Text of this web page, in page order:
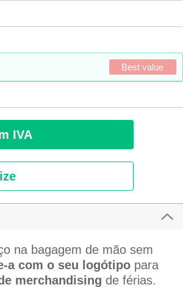
Best value
IVA
na bagagem de mão sem
a com o seu logótipopara
merchandising de férias.